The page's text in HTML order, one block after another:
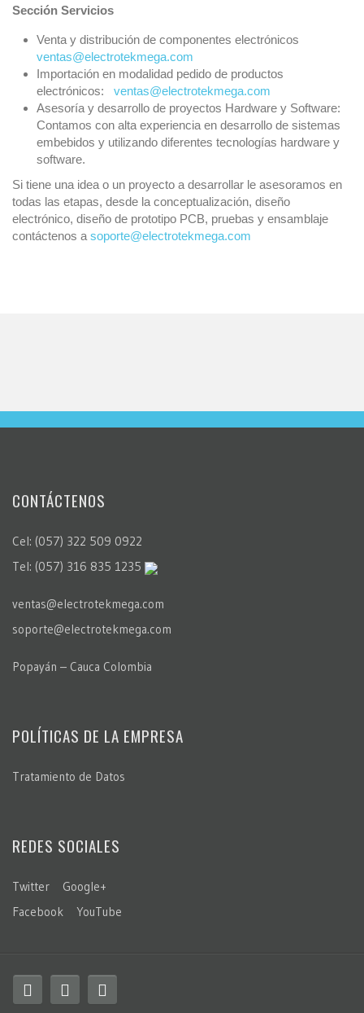
Sección Servicios
Venta y distribución de componentes electrónicos
ventas@electrotekmega.com
Importación en modalidad pedido de productos
electrónicos: ventas@electrotekmega.com
Asesoría y desarrollo de proyectos Hardware y Software:
Contamos con alta experiencia en desarrollo de sistemas
embebidos y utilizando diferentes tecnologías hardware y
software.
Si tiene una idea o un proyecto a desarrollar le asesoramos en
todas las etapas, desde la conceptualización, diseño
electrónico, diseño de prototipo PCB, pruebas y ensamblaje
contáctenos asoporte@electrotekmega.com
CONTÁCTENOS
Cel: (057) 322 509 0922
Tel: (057) 316 835 1235
ventas@electrotekmega.com
soporte@electrotekmega.com
Popayán – Cauca Colombia
POLÍTICAS DE LA EMPRESA
Tratamiento de Datos
REDES SOCIALES
Twitter
Google+
Facebook
YouTube